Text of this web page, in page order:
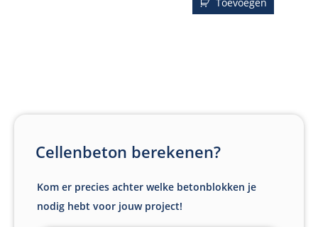
Cellenbeton berekenen?
Kom er precies achter welke betonblokken je
nodig hebt voor jouw project!